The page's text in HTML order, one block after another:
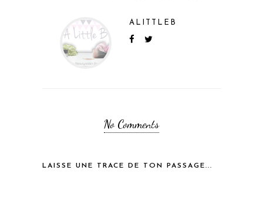
ALITTLEB
No Comments
LAISSE UNE TRACE DE TON PASSAGE...